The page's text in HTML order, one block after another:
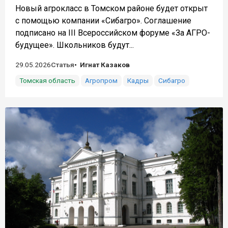
Новый агрокласс в Томском районе будет открыт
с помощью компании «Сибагро». Соглашение
подписано на III Всероссийском форуме «За АГРО-
будущее». Школьников будут...
29.05.2026Статья
Игнат Казаков
Томская область
Агропром Кадры Сибагро